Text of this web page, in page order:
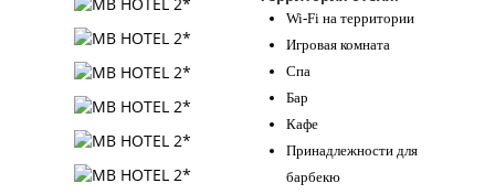
Wi-Fi на территории
Игровая комната
Спа
Бар
Кафе
Принадлежности для
барбекю